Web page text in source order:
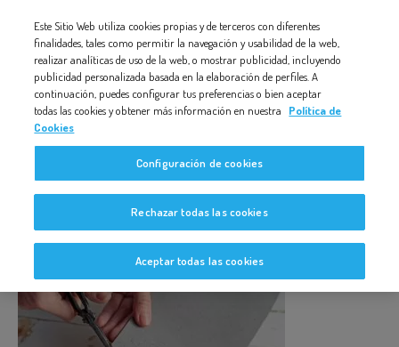
accesibilidad.
PASO A PASO MANULIADAD DÍA DE LA MADRE
paso a paso manuliadad día de la
madre
Este Sitio Web utiliza cookies propias y de terceros con diferentes
finalidades, tales como permitir la navegación y usabilidad de la web,
realizar analíticas de uso de la web, o mostrar publicidad, incluyendo
publicidad personalizada basada en la elaboración de perfiles. A
continuación, puedes configurar tus preferencias o bien aceptar
todas las cookies y obtener más información en nuestra
Política de
Cookies
Configuración de cookies
Rechazar todas las cookies
Aceptar todas las cookies